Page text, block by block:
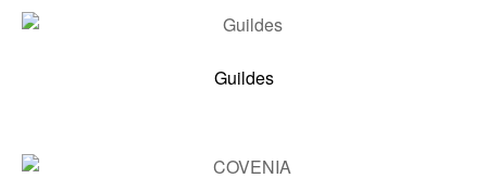
Guildes